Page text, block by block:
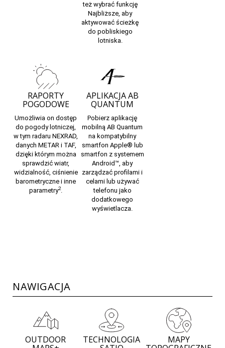
też wybrać funkcję
Najbliższe, aby
aktywować ścieżkę
do pobliskiego
lotniska.
RAPORTY
POGODOWE
Umożliwia on dostęp
do pogody lotniczej,
w tym radaru NEXRAD,
danych METAR i TAF,
dzięki którym można
sprawdzić wiatr,
widzialność, ciśnienie
barometryczne i inne
parametry2.
APLIKACJA AB
QUANTUM
Pobierz aplikację
mobilną AB Quantum
na kompatybilny
smartfon Apple® lub
smartfon z systemem
Android ™, aby
zarządzać profilami i
celami lub używać
telefonu jako
dodatkowego
wyświetlacza.
NAWIGACJA
OUTDOOR TECHNOLOGIA MAPY